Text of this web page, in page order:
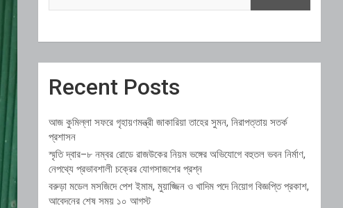
Recent Posts
আজ কুমিল্লা সফরে গৃহায়ণমন্ত্রী জাকারিয়া তাহের সুমন, নিরাপত্তায় সতর্ক
প্রশাসন
স্মৃতি দ্বার–৮ নম্বর রোডে রাজউকের নিয়ম ভঙ্গের অভিযোগে বহুতল ভবন নির্মাণ,
নেপথ্যে প্রভাবশালী চক্রের যোগসাজশের প্রশ্ন
বরুড়া মডেল মসজিদে পেশ ইমাম, মুয়াজ্জিন ও খাদিম পদে নিয়োগ বিজ্ঞপ্তি প্রকাশ,
আবেদনের শেষ সময় ১০ আগস্ট